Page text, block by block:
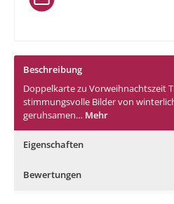
Beschreibung
Doppelkarte zu Vorweihnachtszeit
stimmungsvolle Bilder von
geruhsamen… Mehr
Eigenschaften
Bewertungen